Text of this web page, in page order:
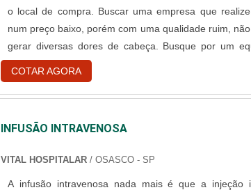
o local de compra. Buscar uma empresa que
num preço baixo, porém com uma qualidade ruim,
gerar diversas dores de cabeça. Busque por um
acessível e qualidade garantida, pois o seu uso é
rotina da medicina veterinária. Esse modelo de raio x é
COTAR AGORA
INFUSÃO INTRAVENOSA
VITAL HOSPITALAR/ OSASCO - SP
A infusão intravenosa nada mais é que a injeção